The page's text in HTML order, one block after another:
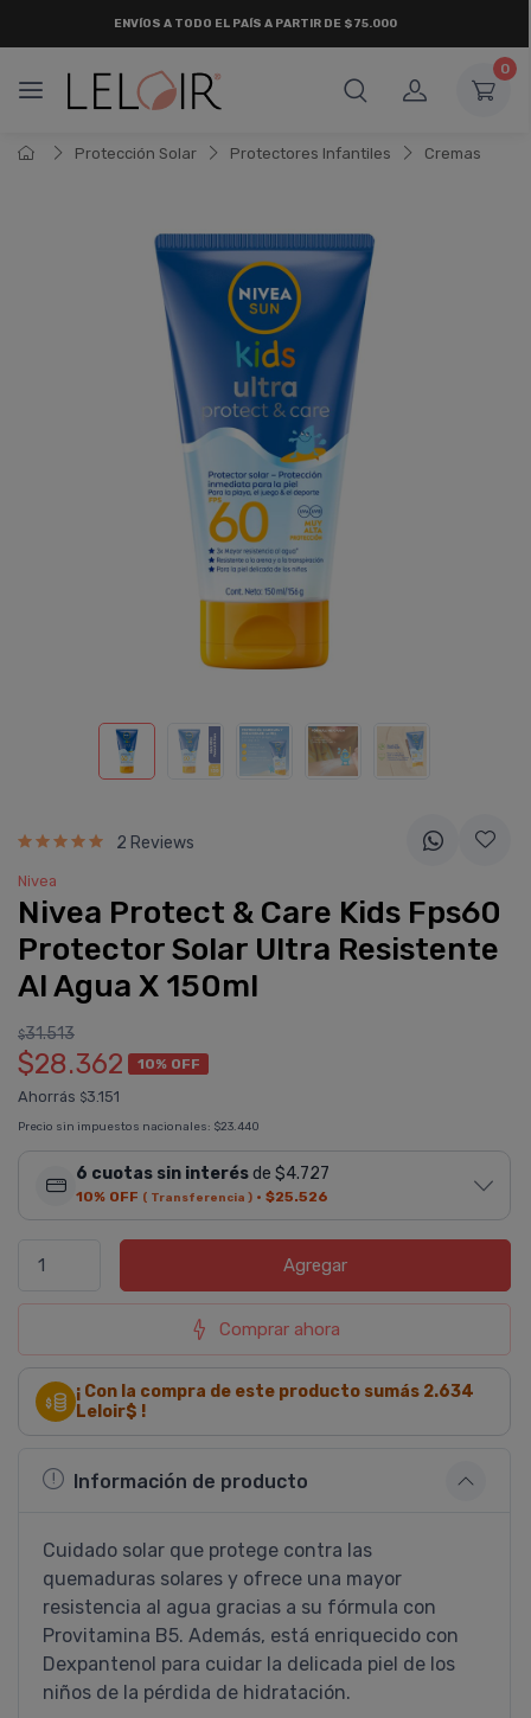
0
Protección Solar Protectores Infantiles Cremas
2 Reviews
Nivea
Nivea Protect & Care Kids Fps60
Protector Solar Ultra Resistente
Al Agua X 150ml
$31.513
$28.362 10% OFF
Ahorrás $3.151
Precio sin impuestos nacionales: $23.440
6 cuotas sin interésde $4.727
10% OFF ( Transferencia ) · $25.526
Agregar
Comprar ahora
¡ Con la compra de este producto sumás 2.634
Leloir$ !
Información de producto
Cuidado solar que protege contra las
quemaduras solares y ofrece una mayor
resistencia al agua gracias a su fórmula con
Provitamina B5. Además, está enriquecido con
Dexpantenol para cuidar la delicada piel de los
niños de la pérdida de hidratación.